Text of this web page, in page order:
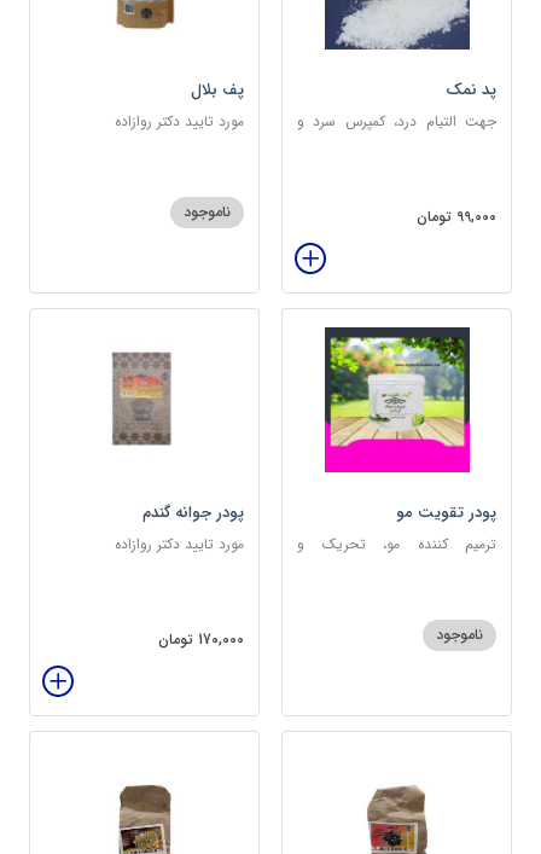
پد نمک
جهت التیام درد، کمپرس سرد و
99,000 تومان
پف بلال
مورد تایید دکتر روازاده
ناموجود
پودر تقویت مو
ترمیم کننده مو، تحریک و
ناموجود
پودر جوانه گندم
مورد تایید دکتر روازاده
170,000 تومان